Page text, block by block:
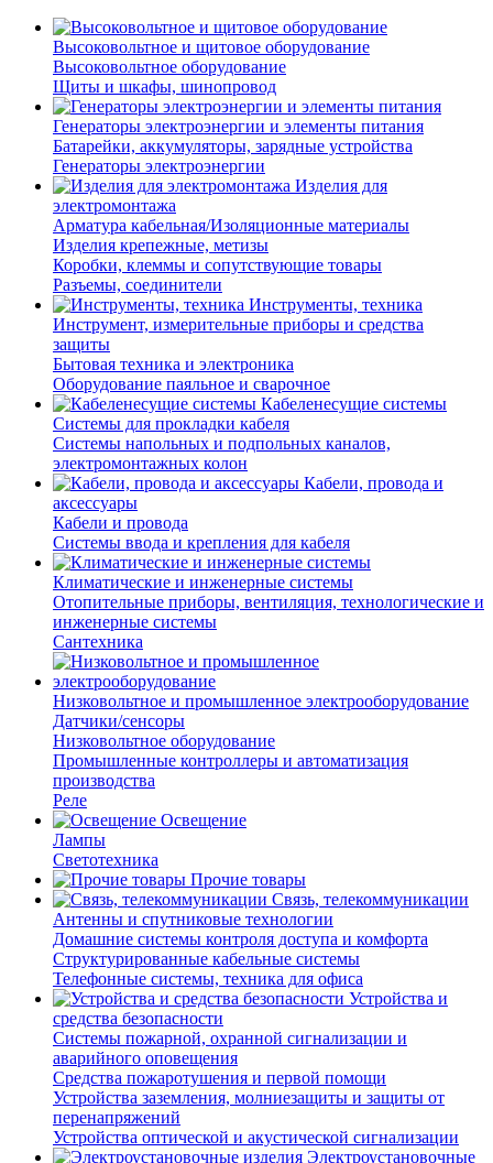
Высоковольтное и щитовое оборудование
Высоковольтное оборудование
Щиты и шкафы, шинопровод
Генераторы электроэнергии и элементы питания
Батарейки, аккумуляторы, зарядные устройства
Генераторы электроэнергии
Изделия для
электромонтажа
Арматура кабельная/Изоляционные материалы
Изделия крепежные, метизы
Коробки, клеммы и сопутствующие товары
Разъемы, соединители
Инструменты, техника
Инструмент, измерительные приборы и средства
защиты
Бытовая техника и электроника
Оборудование паяльное и сварочное
Кабеленесущие системы
Системы для прокладки кабеля
Системы напольных и подпольных каналов,
электромонтажных колон
Кабели, провода и
аксессуары
Кабели и провода
Системы ввода и крепления для кабеля
Климатические и инженерные системы
Отопительные приборы, вентиляция, технологические и
инженерные системы
Сантехника
Низковольтное и промышленное электрооборудование
Датчики/сенсоры
Низковольтное оборудование
Промышленные контроллеры и автоматизация
производства
Реле
Освещение
Лампы
Светотехника
Прочие товары
Связь, телекоммуникации
Антенны и спутниковые технологии
Домашние системы контроля доступа и комфорта
Структурированные кабельные системы
Телефонные системы, техника для офиса
Устройства и
средства безопасности
Системы пожарной, охранной сигнализации и
аварийного оповещения
Средства пожаротушения и первой помощи
Устройства заземления, молниезащиты и защиты от
перенапряжений
Устройства оптической и акустической сигнализации
Электроустановочные